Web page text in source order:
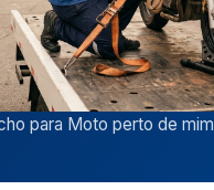
para Moto perto de mim